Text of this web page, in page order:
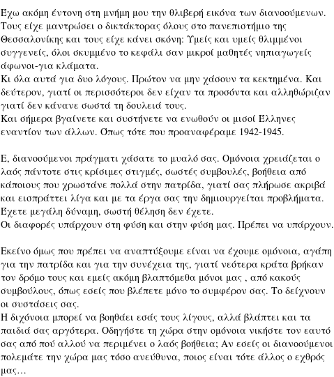
Έχω ακόμη έντονη στη μνήμη μου την θλιβερή εικόνα των διανοούμενων.
Τους είχε μαντρώσει ο δικτάκτορας όλους στο πανεπιστήμιο της
Θεσσαλονίκης και τους είχε κάνει σκόνη: Υμείς και υμείς θλιμμένοι
συγγενείς, όλοι σκυμμένο το κεφάλι σαν μικροί μαθητές νηπιαγωγείς
άφωνοι-για κλάματα.
Κι όλα αυτά για δυο λόγους. Πρώτον να μην χάσουν τα κεκτημένα. Και
δεύτερον, γιατί οι περισσότεροι δεν είχαν τα προσόντα και αλληθώριζαν
γιατί δεν κάνανε σωστά τη δουλειά τους.
Και σήμερα βγαίνετε και συστήνετε να ενωθούν οι μισοί Έλληνες
εναντίον των άλλων. Όπως τότε που προαναφέραμε 1942-1945.
Ε, διανοούμενοι πράγματι χάσατε το μυαλό σας. Ομόνοια χρειάζεται ο
λαός πάντοτε στις κρίσιμες στιγμές, σωστές συμβουλές, βοήθεια από
κάποιους που χρωστάνε πολλά στην πατρίδα, γιατί σας πλήρωσε ακριβά
και εισπράττει λίγα και με τα έργα σας την δημιουργείται προβλήματα.
Έχετε μεγάλη δύναμη, σωστή θέληση δεν έχετε.
Οι διαφορές υπάρχουν στη φύση και στην φύση μας. Πρέπει να υπάρχουν.
Εκείνο όμως που πρέπει να αναπτύξουμε είναι να έχουμε ομόνοια, αγάπη
για την πατρίδα και για την συνέχεια της, γιατί νεότερα κράτα βρήκαν
τον δρόμο τους και εμείς ακόμη βλαπτόμεθα μόνοι μας , από κακούς
συμβούλους, όπως εσείς που βλέπετε μόνο το συμφέρον σας. Το δείχνουν
οι συστάσεις σας.
Η διχόνοια μπορεί να βοηθάει εσάς τους λίγους, αλλά βλάπτει και τα
παιδιά σας αργότερα. Οδηγήστε τη χώρα στην ομόνοια νικήστε τον εαυτό
σας από πού αλλού να περιμένει ο λαός βοήθεια; Αν εσείς οι διανοούμενοι
πολεμάτε την χώρα μας τόσο ανεύθυνα, ποιος είναι τότε άλλος ο εχθρός
μας…